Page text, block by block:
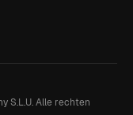
S.L.U. Alle rechten